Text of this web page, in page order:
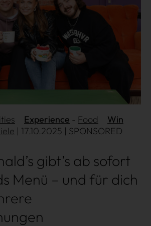
Experience Food
Win
| 17.10.2025 | SPONSORED
gibt’s ab sofort
Menü – und für dich